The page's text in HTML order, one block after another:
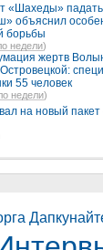
«Шахеды»
объяснил
борьбы
недели)
жертв
55 человек
недели)
на новый